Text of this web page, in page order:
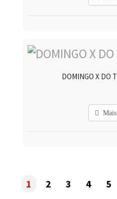
DOMINGO X DO
1 2 3 4 5